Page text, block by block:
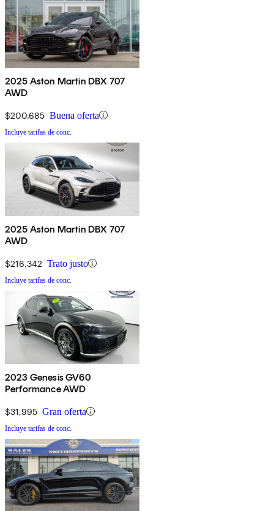
2025 Aston Martin DBX 707
AWD
$200,685 Buena oferta
Incluye tarifas de conc.
2025 Aston Martin DBX 707
AWD
$216,342 Trato justo
Incluye tarifas de conc.
2023 Genesis GV60
Performance AWD
$31,995 Gran oferta
Incluye tarifas de conc.